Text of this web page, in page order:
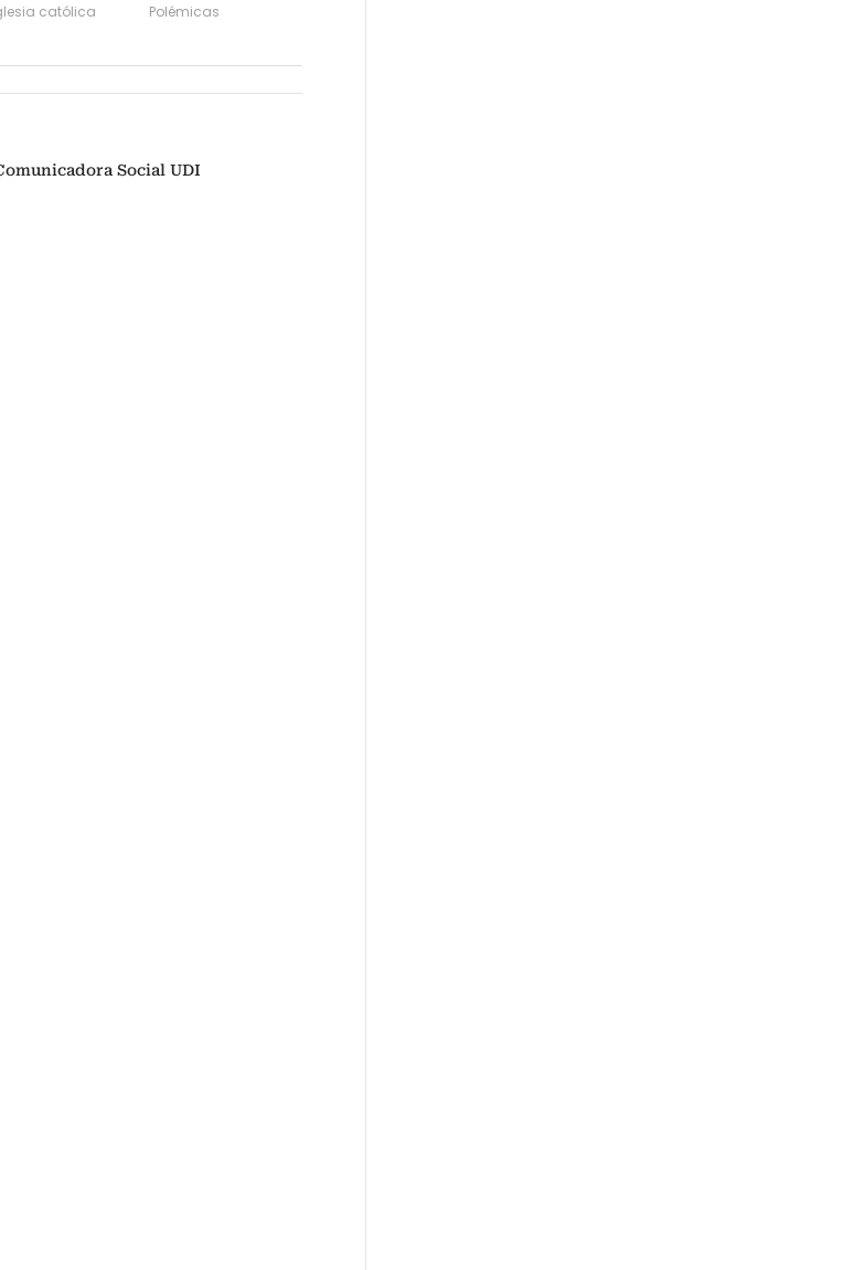
católica
Polémicas
Social UDI